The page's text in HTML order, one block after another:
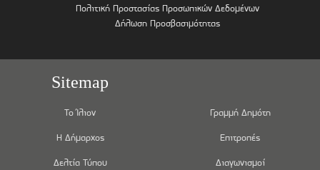
Πολιτική Προστασίας Προσωπικών Δεδομένων
Δήλωση Προσβασιμότητας
Sitemap
Το Ίλιον
Η Δήμαρχος
Δελτία Τύπου
Γραμμή Δημότη
Επιτροπές
Διαγωνισμοί